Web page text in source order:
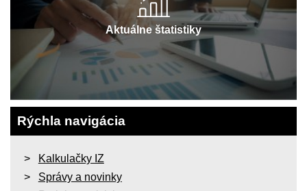
Aktuálne štatistiky
Rýchla navigácia
Kalkulačky IZ
Správy a novinky